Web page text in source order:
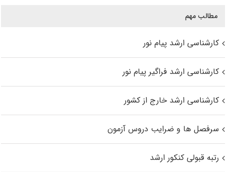
مطالب مهم
کارشناسی ارشد پیام نور
کارشناسی ارشد فراگیر پیام نور
کارشناسی ارشد خارج از کشور
سرفصل ها و ضرایب دروس آزمون
رتبه قبولی کنکور ارشد